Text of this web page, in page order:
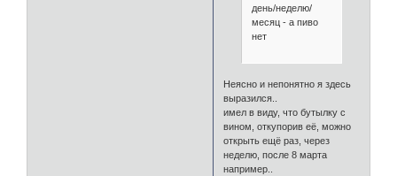
день/неделю/
месяц - а пиво
нет
Неясно и непонятно я здесь
выразился..
имел в виду, что бутылку с
вином, откупорив её, можно
открыть ещё раз, через
неделю, после 8 марта
например..